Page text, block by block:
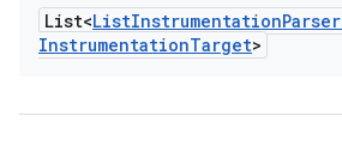
List<ListInstrumentationParser
InstrumentationTarget>